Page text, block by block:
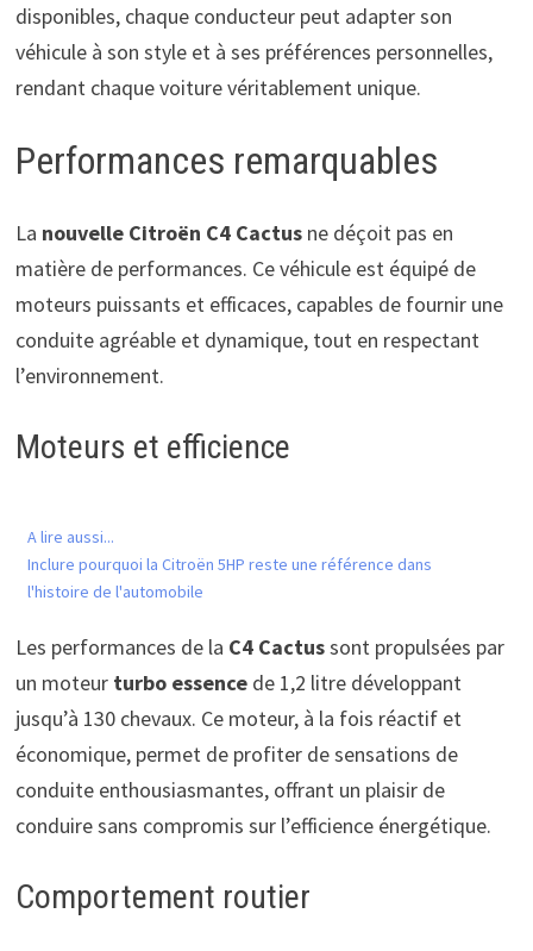
disponibles, chaque conducteur peut adapter son
véhicule à son style et à ses préférences personnelles,
rendant chaque voiture véritablement unique.
Performances remarquables
La nouvelle Citroën C4 Cactusne déçoit pas en
matière de performances. Ce véhicule est équipé de
moteurs puissants et efficaces, capables de fournir une
conduite agréable et dynamique, tout en respectant
l’environnement.
Moteurs et efficience
A lire aussi...
Inclure pourquoi la Citroën 5HP reste une référence dans
l'histoire de l'automobile
Les performances de la C4 Cactussont propulsées par
un moteur turbo essencede 1,2 litre développant
jusqu’à 130 chevaux. Ce moteur, à la fois réactif et
économique, permet de profiter de sensations de
conduite enthousiasmantes, offrant un plaisir de
conduire sans compromis sur l’efficience énergétique.
Comportement routier